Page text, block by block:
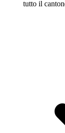
tutto il